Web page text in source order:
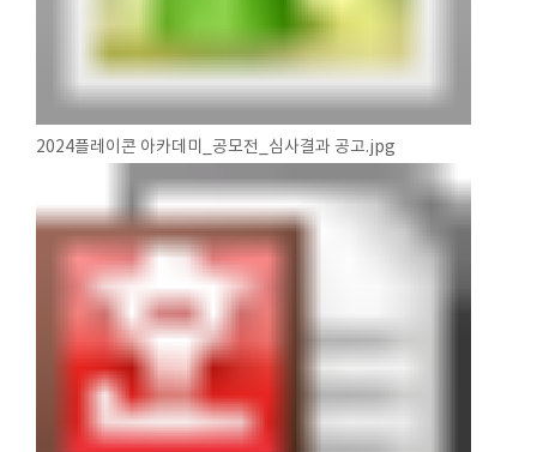
2024플레이콘 아카데미_공모전_심사결과 공고.jpg